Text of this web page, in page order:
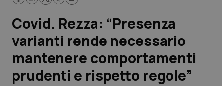
Lavoro e Professioni
Scienza e Farmaci
Studi e Analisi
Covid. Rezza: “Presenza
varianti rende necessario
mantenere comportamenti
prudenti e rispetto regole”